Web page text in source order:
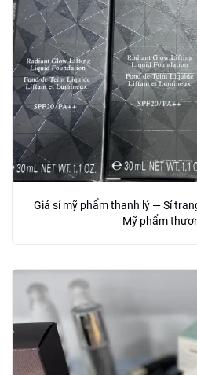
Giá sỉ mỹ phẩm thanh lý — Sỉ
Mỹ phẩm